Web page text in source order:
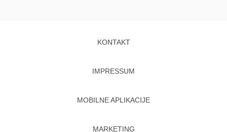
KONTAKT
IMPRESSUM
MOBILNE APLIKACIJE
MARKETING